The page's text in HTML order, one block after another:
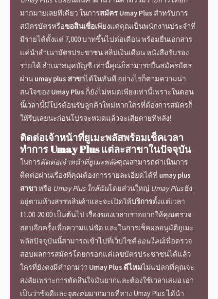
มากมายเลยทีเดียว ในการสมัคร Umay Plus สำหรับการ
สมัครบัตรหรือขอสินเชื่อเพียงแค่คุณเป็นพนักงานประจำที่
มีรายได้ตั้งแต่ 7,000 บาทขึ้นไปต่อเดือน พร้อมยื่นเอกสาร
แค่นำสำเนาบัตรประชาชน สลิปเงินเดือน หนังสือรับรอง
รายได้ สำเนาสมุดบัญชี เท่านี้คุณก็สามารถยื่นสมัครบัตร
ผ่าน umay plus สาขาได้ในทันที อย่างไรก็ตามความน่า
สนใจของ Umay Plus ก็ยังไม่หมดเพียงเท่านี้เพราะในตอน
นี้เวลานี้มีโปรต้อนรับลูกค้าใหม่หากใครที่ต้องการสมัครก็
ให้รีบเลยนะก่อนโปรจะหมดแล้วจะเสียดายทีหลัง!
ติดต่อเจ้าหน้าที่ยูเมะพลัสพร้อมเช็คเวลา
ทำการUmay Plusแต่ละสาขาในปัจจุบัน
ในการติดต่อเจ้าหน้าที่ยูเมะพลัสคุณสามารถดำเนินการ
ติดต่อผ่านเรื่องที่คุณต้องการรายละเอียดได้ที่ umay plus
สาขาหรือ Umay Plus ใกล้ฉันโดยส่วนใหญ่ Umay Plusยัง
อยู่ตามห้างสรรพสินค้าและจะเปิดให้บริการตั้งแต่เวลา
11.00-20.00 เป็นต้นไป เรื่องของเวลาเราอยากให้คุณตรวจ
สอบอีกครั้งเพื่อความแน่ชัด และในการเช็คผลอนุมัติยูเมะ
พลัสปัจจุบันนี้สามารถเข้าไปที่เว็บไซต์ออนไลน์เพื่อตรวจ
สอบผลการสมัครโดยกรอกแค่เลขบัตรประชาชนได้แล้ว
ใครที่ยังคงมีคำถามว่า Umay Plus ดีไหมไม่แปลกที่คุณจะ
สงสัยเพราะการตัดสินใจมันยากและต้องใช้เวลาเสมอ เอา
เป็นว่าข้อดีและจุดเด่นมากมายที่ทาง Umay Plusได้นำ